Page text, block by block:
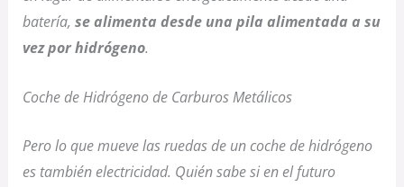
batería, se alimenta desde una pila alimentada a su
vez por hidrógeno.
Coche de Hidrógeno de Carburos Metálicos
Pero lo que mueve las ruedas de un coche de hidrógeno
es también electricidad. Quién sabe si en el futuro